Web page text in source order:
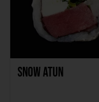
Snow Atun